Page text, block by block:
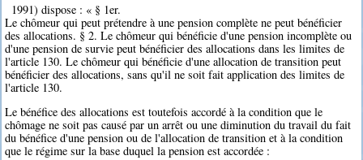
1991) dispose : « § 1er.
Le chômeur qui peut prétendre à une pension complète ne peut bénéficier
des allocations. § 2. Le chômeur qui bénéficie d'une pension incomplète ou
d'une pension de survie peut bénéficier des allocations dans les limites de
l'article 130. Le chômeur qui bénéficie d'une allocation de transition peut
bénéficier des allocations, sans qu'il ne soit fait application des limites de
l'article 130.
Le bénéfice des allocations est toutefois accordé à la condition que le
chômage ne soit pas causé par un arrêt ou une diminution du travail du fait
du bénéfice d'une pension ou de l'allocation de transition et à la condition
que le régime sur la base duquel la pension est accordée :